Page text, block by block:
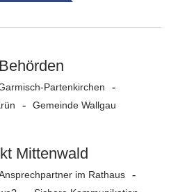
Behörden
Partenkirchen
Gemeinde Wallgau
Mittenwald
im Rathaus